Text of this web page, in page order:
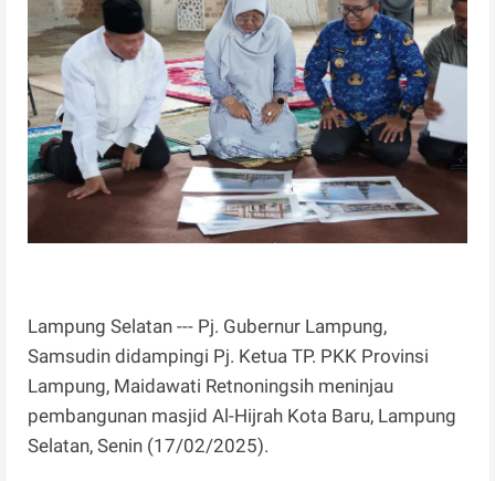
Lampung Selatan --- Pj. Gubernur Lampung,
Samsudin didampingi Pj. Ketua TP. PKK Provinsi
Lampung, Maidawati Retnoningsih meninjau
pembangunan masjid Al-Hijrah Kota Baru, Lampung
Selatan, Senin (17/02/2025).